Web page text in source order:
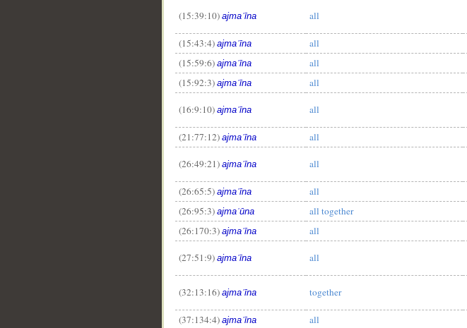
(15:39:10) ajmaʿīna all
(15:43:4) ajmaʿīna all
(15:59:6) ajmaʿīna all
(15:92:3) ajmaʿīna all
(16:9:10) ajmaʿīna all
(21:77:12) ajmaʿīna all
(26:49:21) ajmaʿīna all
(26:65:5) ajmaʿīna all
(26:95:3) ajmaʿūna all together
(26:170:3) ajmaʿīna all
(27:51:9) ajmaʿīna all
(32:13:16) ajmaʿīna together
(37:134:4) ajmaʿīna all